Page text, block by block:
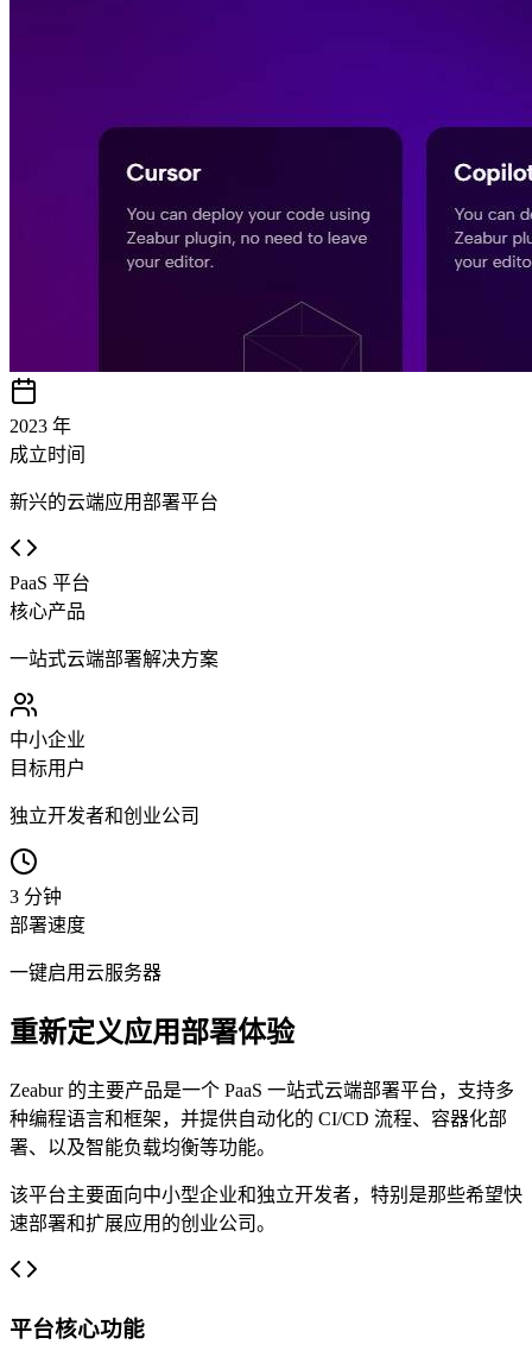
2023 年
成立时间
新兴的云端应用部署平台
PaaS 平台
核心产品
一站式云端部署解决方案
中小企业
目标用户
独立开发者和创业公司
3 分钟
部署速度
一键启用云服务器
重新定义应用部署体验
Zeabur 的主要产品是一个 PaaS 一站式云端部署平台，支持多
种编程语言和框架，并提供自动化的 CI/CD 流程、容器化部
署、以及智能负载均衡等功能。
该平台主要面向中小型企业和独立开发者，特别是那些希望快
速部署和扩展应用的创业公司。
平台核心功能